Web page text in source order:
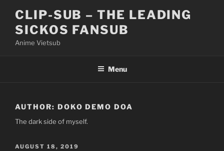
content
CLIP-SUB – THE LEADING
SICKOS FANSUB
Anime Vietsub
Menu
AUTHOR: DOKO DEMO DOA
The dark side of myself.
POSTED
AUGUST 18, 2019